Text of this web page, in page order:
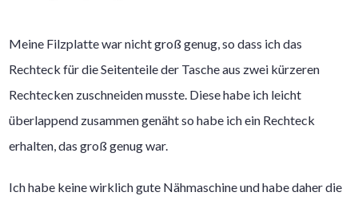
Meine Filzplatte war nicht groß genug, so dass ich das
Rechteck für die Seitenteile der Tasche aus zwei kürzeren
Rechtecken zuschneiden musste. Diese habe ich leicht
überlappend zusammen genäht so habe ich ein Rechteck
erhalten, das groß genug war.
Ich habe keine wirklich gute Nähmaschine und habe daher die